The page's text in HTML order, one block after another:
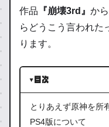
作品 『崩壊3rd』 か
らどうこう言われた
ります。
目次
とりあえず原神を所
PS4版について